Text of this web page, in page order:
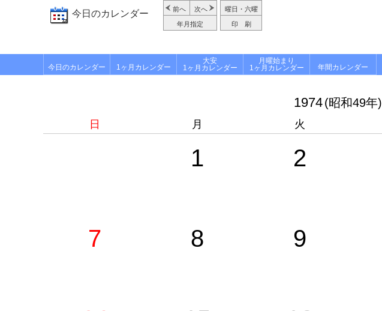
今日のカレンダー 前へ 次へ
年月指定
曜日・六曜
印 刷
今日のカレンダー 1ヶ月カレンダー
大安
1ヶ月カレンダー
月曜始まり
1ヶ月カレンダー
年間カレンダー
1974(昭和49年)
日 月 火
1 2
7 8 9